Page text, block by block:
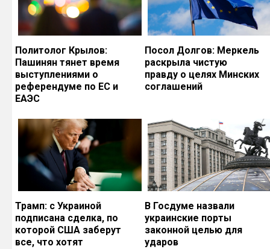
Политолог Крылов:
Пашинян тянет время
выступлениями о
референдуме по ЕС и
ЕАЭС
Посол Долгов: Меркель
раскрыла чистую
правду о целях Минских
соглашений
Трамп: с Украиной
подписана сделка, по
которой США заберут
все, что хотят
В Госдуме назвали
украинские порты
законной целью для
ударов